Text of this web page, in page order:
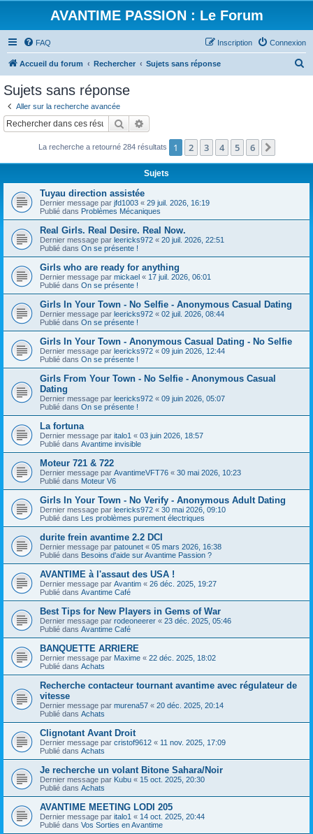
AVANTIME PASSION : Le Forum
FAQ Connexion
Inscription
Accueil du forum Rechercher Sujets sans réponse
c
Sujets sans réponse
Aller sur la recherche avancée
Rechercher
La recherche a retourné 284 résultats 1 2 3 4 5 6
Sujets
Tuyau direction assistée
Dernier message par jfd1003 « 29 juil. 2026, 16:19
Publié dans Problèmes Mécaniques
Real Girls. Real Desire. Real Now.
Dernier message par leericks972 « 20 juil. 2026, 22:51
Publié dans On se présente !
Girls who are ready for anything
Dernier message par mickael « 17 juil. 2026, 06:01
Publié dans On se présente !
Girls In Your Town - No Selfie - Anonymous Casual Dating
Dernier message par leericks972 « 02 juil. 2026, 08:44
Publié dans On se présente !
Girls In Your Town - Anonymous Casual Dating - No Selfie
Dernier message par leericks972 « 09 juin 2026, 12:44
Publié dans On se présente !
Girls From Your Town - No Selfie - Anonymous Casual
Dating
Dernier message par leericks972 « 09 juin 2026, 05:07
Publié dans On se présente !
La fortuna
Dernier message par italo1 « 03 juin 2026, 18:57
Publié dans Avantime invisible
Moteur 721 & 722
Dernier message par AvantimeVFT76 « 30 mai 2026, 10:23
Publié dans Moteur V6
Girls In Your Town - No Verify - Anonymous Adult Dating
Dernier message par leericks972 « 30 mai 2026, 09:10
Publié dans Les problèmes purement électriques
durite frein avantime 2.2 DCI
Dernier message par patounet « 05 mars 2026, 16:38
Publié dans Besoins d'aide sur Avantime Passion ?
AVANTIME à l'assaut des USA !
Dernier message par Avantim « 26 déc. 2025, 19:27
Publié dans Avantime Café
Best Tips for New Players in Gems of War
Dernier message par rodeoneerer « 23 déc. 2025, 05:46
Publié dans Avantime Café
BANQUETTE ARRIERE
Dernier message par Maxime « 22 déc. 2025, 18:02
Publié dans Achats
Recherche contacteur tournant avantime avec régulateur de
vitesse
Dernier message par murena57 « 20 déc. 2025, 20:14
Publié dans Achats
Clignotant Avant Droit
Dernier message par cristof9612 « 11 nov. 2025, 17:09
Publié dans Achats
Je recherche un volant Bitone Sahara/Noir
Dernier message par Kubu « 15 oct. 2025, 20:30
Publié dans Achats
AVANTIME MEETING LODI 205
Dernier message par italo1 « 14 oct. 2025, 20:44
Publié dans Vos Sorties en Avantime